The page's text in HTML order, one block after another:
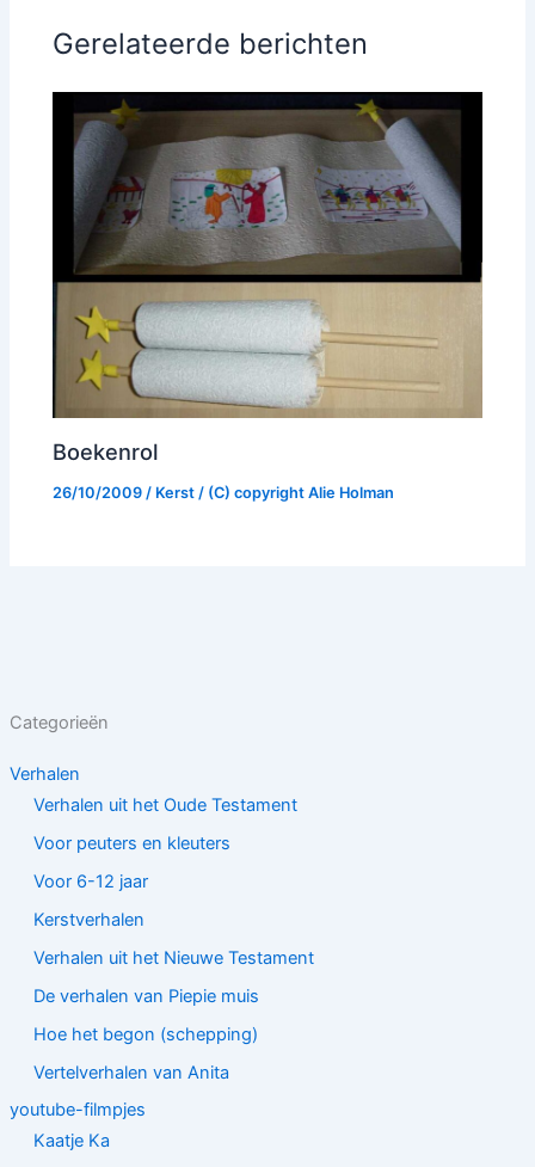
Categorieën
Verhalen
Verhalen uit het Oude Testament
Voor peuters en kleuters
Voor 6-12 jaar
Kerstverhalen
Verhalen uit het Nieuwe Testament
De verhalen van Piepie muis
Hoe het begon (schepping)
Vertelverhalen van Anita
youtube-filmpjes
Kaatje Ka
Gerelateerde berichten
Boekenrol
26/10/2009 / Kerst / (C) copyrightAlie Holman